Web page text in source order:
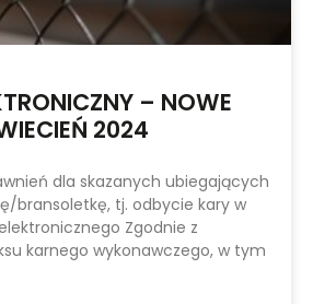
– NOWE
2024
dla skazanych ubiegających
bransoletkę, tj. odbycie kary w
Zgodnie z
karnego wykonawczego, w tym